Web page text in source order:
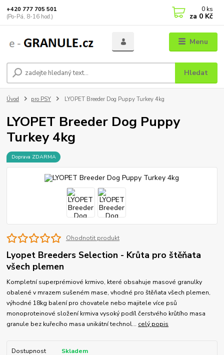
Menu
Hledat
+420 777 705 501
(Po-Pá, 8-16 hod.)
0 ks
za 0 Kč
Úvod pro PSY LYOPET Breeder Dog Puppy Turkey 4kg
LYOPET Breeder Dog Puppy
Turkey 4kg
Doprava ZDARMA
Ohodnotit produkt
Lyopet Breeders Selection - Krůta pro štěňata
všech plemen
Kompletní superprémiové krmivo, které obsahuje masové granulky
obalené v mrazem sušeném mase, vhodné pro štěňata všech plemen,
výhodné 18kg balení pro chovatele nebo majitele více psů
monoproteinové složení krmiva vysoký podíl čerstvého krůtího masa
granule bez kuřecího masa unikátní technol... celý popis
Dostupnost
Skladem